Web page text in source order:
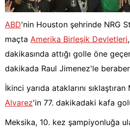
ABD'nin Houston şehrinde NRG
maçta Amerika Birleşik Devletleri
dakikasında attığı golle öne
dakikada Raul Jimenez'le
İkinci yarıda ataklarını
Alvarez'in 77. dakikadaki kafa
Meksika, 10. kez şampiyonluğa